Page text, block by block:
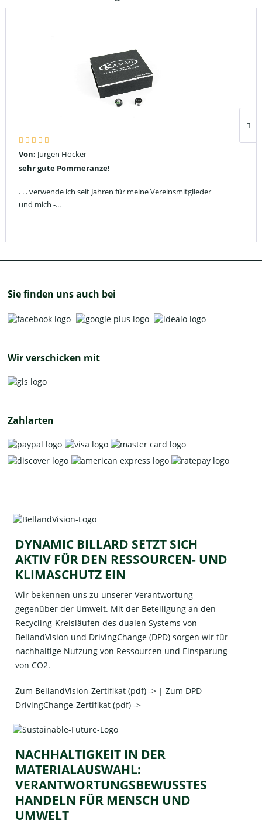
Von: Jürgen Höcker
sehr gute Pommeranze!
. . . verwende ich seit Jahren für meine Vereinsmitglieder
und mich -...
Sie finden uns auch bei
Wir verschicken mit
Zahlarten
DYNAMIC BILLARD SETZT SICH
AKTIV FÜR DEN RESSOURCEN- UND
KLIMASCHUTZ EIN
Wir bekennen uns zu unserer Verantwortung
gegenüber der Umwelt. Mit der Beteiligung an den
Recycling-Kreisläufen des dualen Systems von
BellandVision und DrivingChange (DPD) sorgen wir für
nachhaltige Nutzung von Ressourcen und Einsparung
von CO2.
Zum BellandVision-Zertifikat (pdf) -> |Zum DPD
DrivingChange-Zertifikat (pdf) ->
NACHHALTIGKEIT IN DER
MATERIALAUSWAHL:
VERANTWORTUNGSBEWUSSTES
HANDELN FÜR MENSCH UND
UMWELT